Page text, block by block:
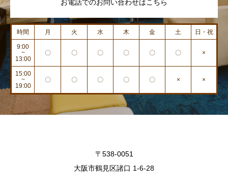
お電話でのお問い合わせはこちら
時間 月 火 水 木 金 土 日・祝
9:00
~
13:00
〇 〇 〇 〇 〇 〇 ×
15:00
~
19:00
〇 〇 〇 〇 〇 × ×
〒538-0051
大阪市鶴見区諸口 1-6-28